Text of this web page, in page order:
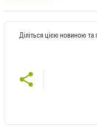
Діліться цією новиною та